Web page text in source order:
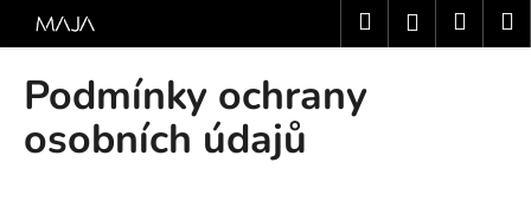
obsah
HledatPřihlášení
Podmínky ochrany
osobních údajů
o
C
o